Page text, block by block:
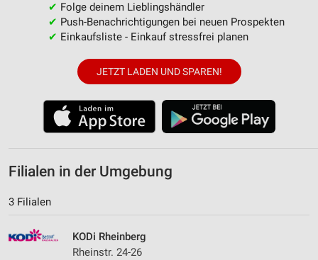
✔ Folge deinem Lieblingshändler
✔ Push-Benachrichtigungen bei neuen Prospekten
✔ Einkaufsliste - Einkauf stressfrei planen
JETZT LADEN UND SPAREN!
Filialen in der Umgebung
3 Filialen
KODi Rheinberg
Rheinstr. 24-26